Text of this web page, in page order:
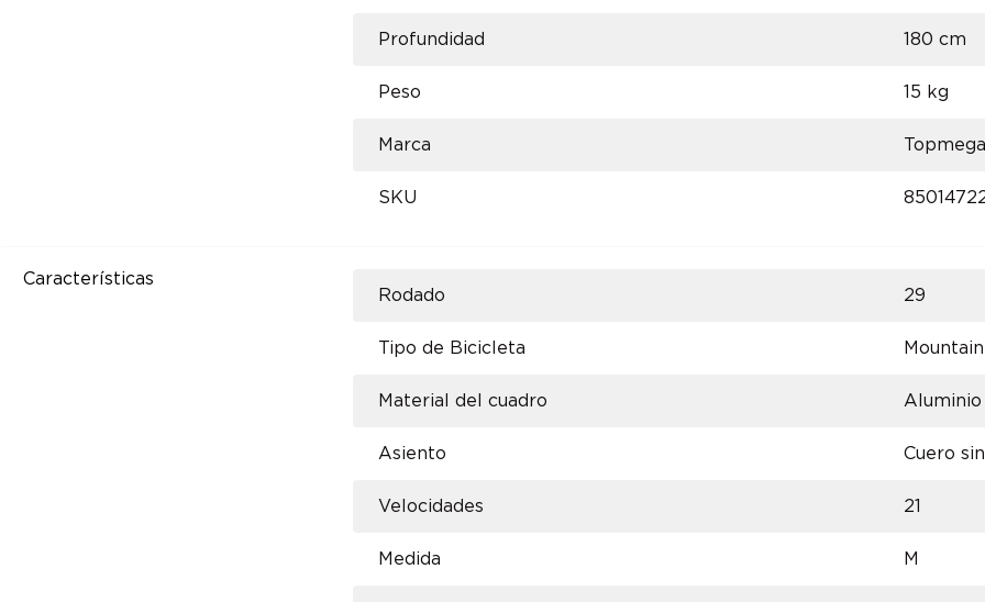
Profundidad 180 cm
Peso 15 kg
Marca
SKU
Características
Rodado
29
Tipo de Bicicleta
Material del cuadro Aluminio
Asiento Cuero
Velocidades 21
Medida M